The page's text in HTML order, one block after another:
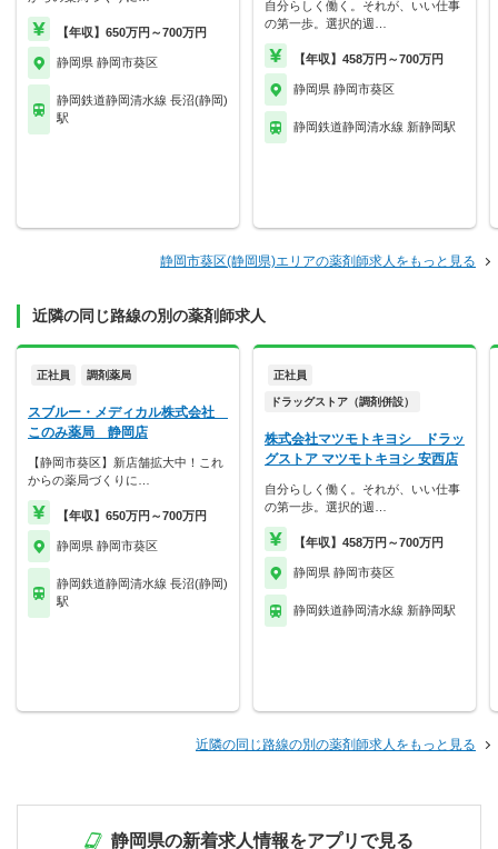
【年収】650万円～700万円
静岡県 静岡市葵区
静岡鉄道静岡清水線 長沼(静岡)
駅
自分らしく働く。それが、いい仕事
の第一歩。選択的週…
【年収】458万円～700万円
静岡県 静岡市葵区
静岡鉄道静岡清水線 新静岡駅
静岡市葵区(静岡県)エリアの薬剤師求人をもっと見る
近隣の同じ路線の別の薬剤師求人
正社員 調剤薬局
スブルー・メディカル株式会社
このみ薬局 静岡店
【静岡市葵区】新店舗拡大中！これ
からの薬局づくりに…
【年収】650万円～700万円
静岡県 静岡市葵区
静岡鉄道静岡清水線 長沼(静岡)
駅
正社員
ドラッグストア（調剤併設）
株式会社マツモトキヨシ ドラッ
グストア マツモトキヨシ 安西店
自分らしく働く。それが、いい仕事
の第一歩。選択的週…
【年収】458万円～700万円
静岡県 静岡市葵区
静岡鉄道静岡清水線 新静岡駅
近隣の同じ路線の別の薬剤師求人をもっと見る
静岡県の新着求人情報をアプリで見る